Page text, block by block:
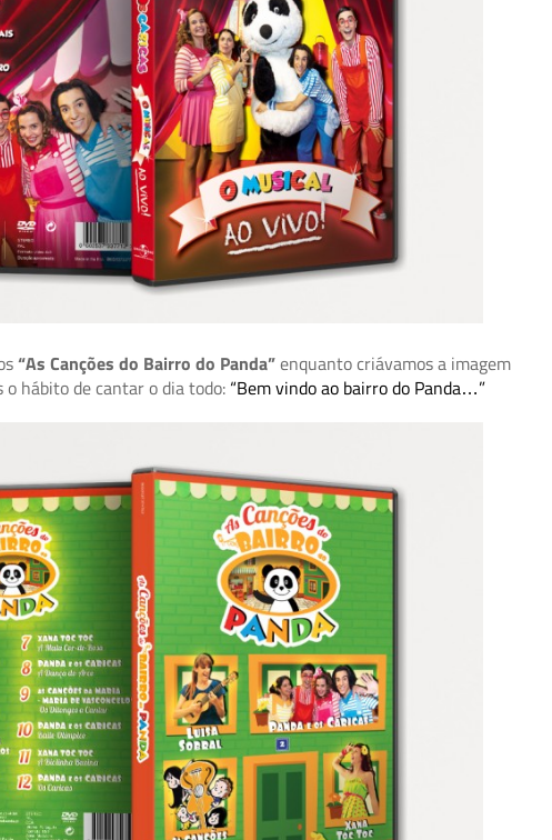
“As Canções do Bairro do Panda”enquanto criávamos a imagem
o hábito de cantar o dia todo: “Bem vindo ao bairro do Panda…”